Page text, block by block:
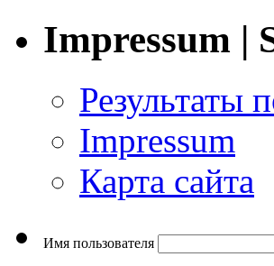
Impressum |
Результаты
Impressum
Карта сайта
Имя пользователя